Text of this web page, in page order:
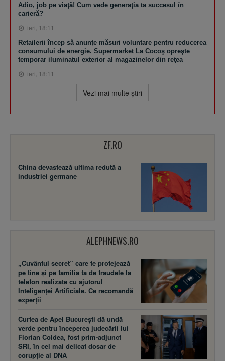
Adio, job pe viaţă! Cum vede generaţia ta succesul în
carieră?
ieri, 18:11
Retailerii încep să anunţe măsuri voluntare pentru reducerea
consumului de energie. Supermarket La Cocoş opreşte
temporar iluminatul exterior al magazinelor din reţea
ieri, 18:11
Vezi mai multe ştiri
ZF.RO
China devastează ultima redută a
industriei germane
ALEPHNEWS.RO
„Cuvântul secret” care te protejează
pe tine și pe familia ta de fraudele la
telefon realizate cu ajutorul
Inteligenței Artificiale. Ce recomandă
experții
Curtea de Apel București dă undă
verde pentru începerea judecării lui
Florian Coldea, fost prim-adjunct
SRI, în cel mai delicat dosar de
corupție al DNA